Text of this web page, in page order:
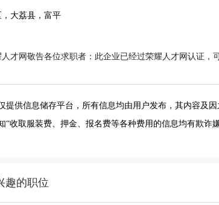
大荔县，富平
人才网敬告各位求职者：此企业已经过荣耀人才网认证，
提供信息储存平台，所有信息均由用户发布，其内容及
“收取服装费、押金、报名费等各种费用的信息均有欺诈
趣的职位